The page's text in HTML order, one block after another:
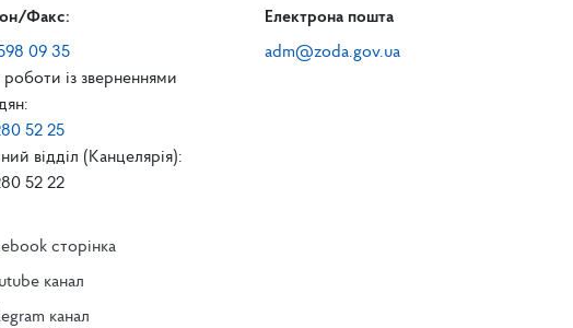
Факс:
09 35
роботи із зверненнями
52 25
відділ (Канцелярія):
52 22
Електрона пошта
adm@zoda.gov.ua
сторінка
канал
канал